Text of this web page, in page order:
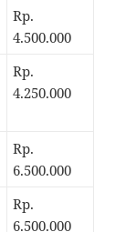
Rp.
4.500.000
Rp.
4.250.000
Rp.
6.500.000
Rp.
6.500.000